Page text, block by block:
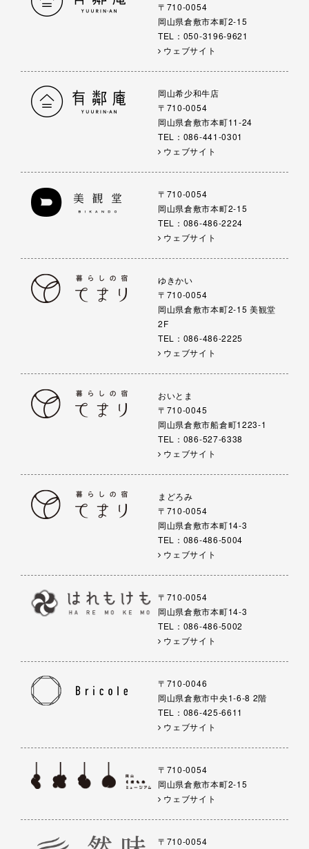
〒710-0054
岡山県倉敷市本町2-15
TEL：050-3196-9621
ウェブサイト
岡山希少和牛店
〒710-0054
岡山県倉敷市本町11-24
TEL：086-441-0301
ウェブサイト
〒710-0054
岡山県倉敷市本町2-15
TEL：086-486-2224
ウェブサイト
ゆきかい
〒710-0054
岡山県倉敷市本町2-15 美観堂
2F
TEL：086-486-2225
ウェブサイト
おいとま
〒710-0045
岡山県倉敷市船倉町1223-1
TEL：086-527-6338
ウェブサイト
まどろみ
〒710-0054
岡山県倉敷市本町14-3
TEL：086-486-5004
ウェブサイト
〒710-0054
岡山県倉敷市本町14-3
TEL：086-486-5002
ウェブサイト
〒710-0046
岡山県倉敷市中央1-6-8 2階
TEL：086-425-6611
ウェブサイト
〒710-0054
岡山県倉敷市本町2-15
ウェブサイト
〒710-0054